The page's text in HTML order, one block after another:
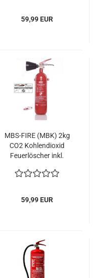
59,99 EUR
MBS-FIRE (MBK) 2kg
CO2 Kohlendioxid
Feuerlöscher inkl.
59,99 EUR